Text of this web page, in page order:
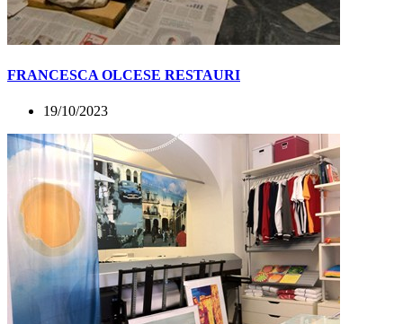
FRANCESCA OLCESE RESTAURI
19/10/2023